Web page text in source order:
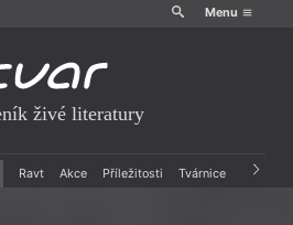
Menu
živé literatury
Ravt Akce Příležitosti Tvárnice Archiv